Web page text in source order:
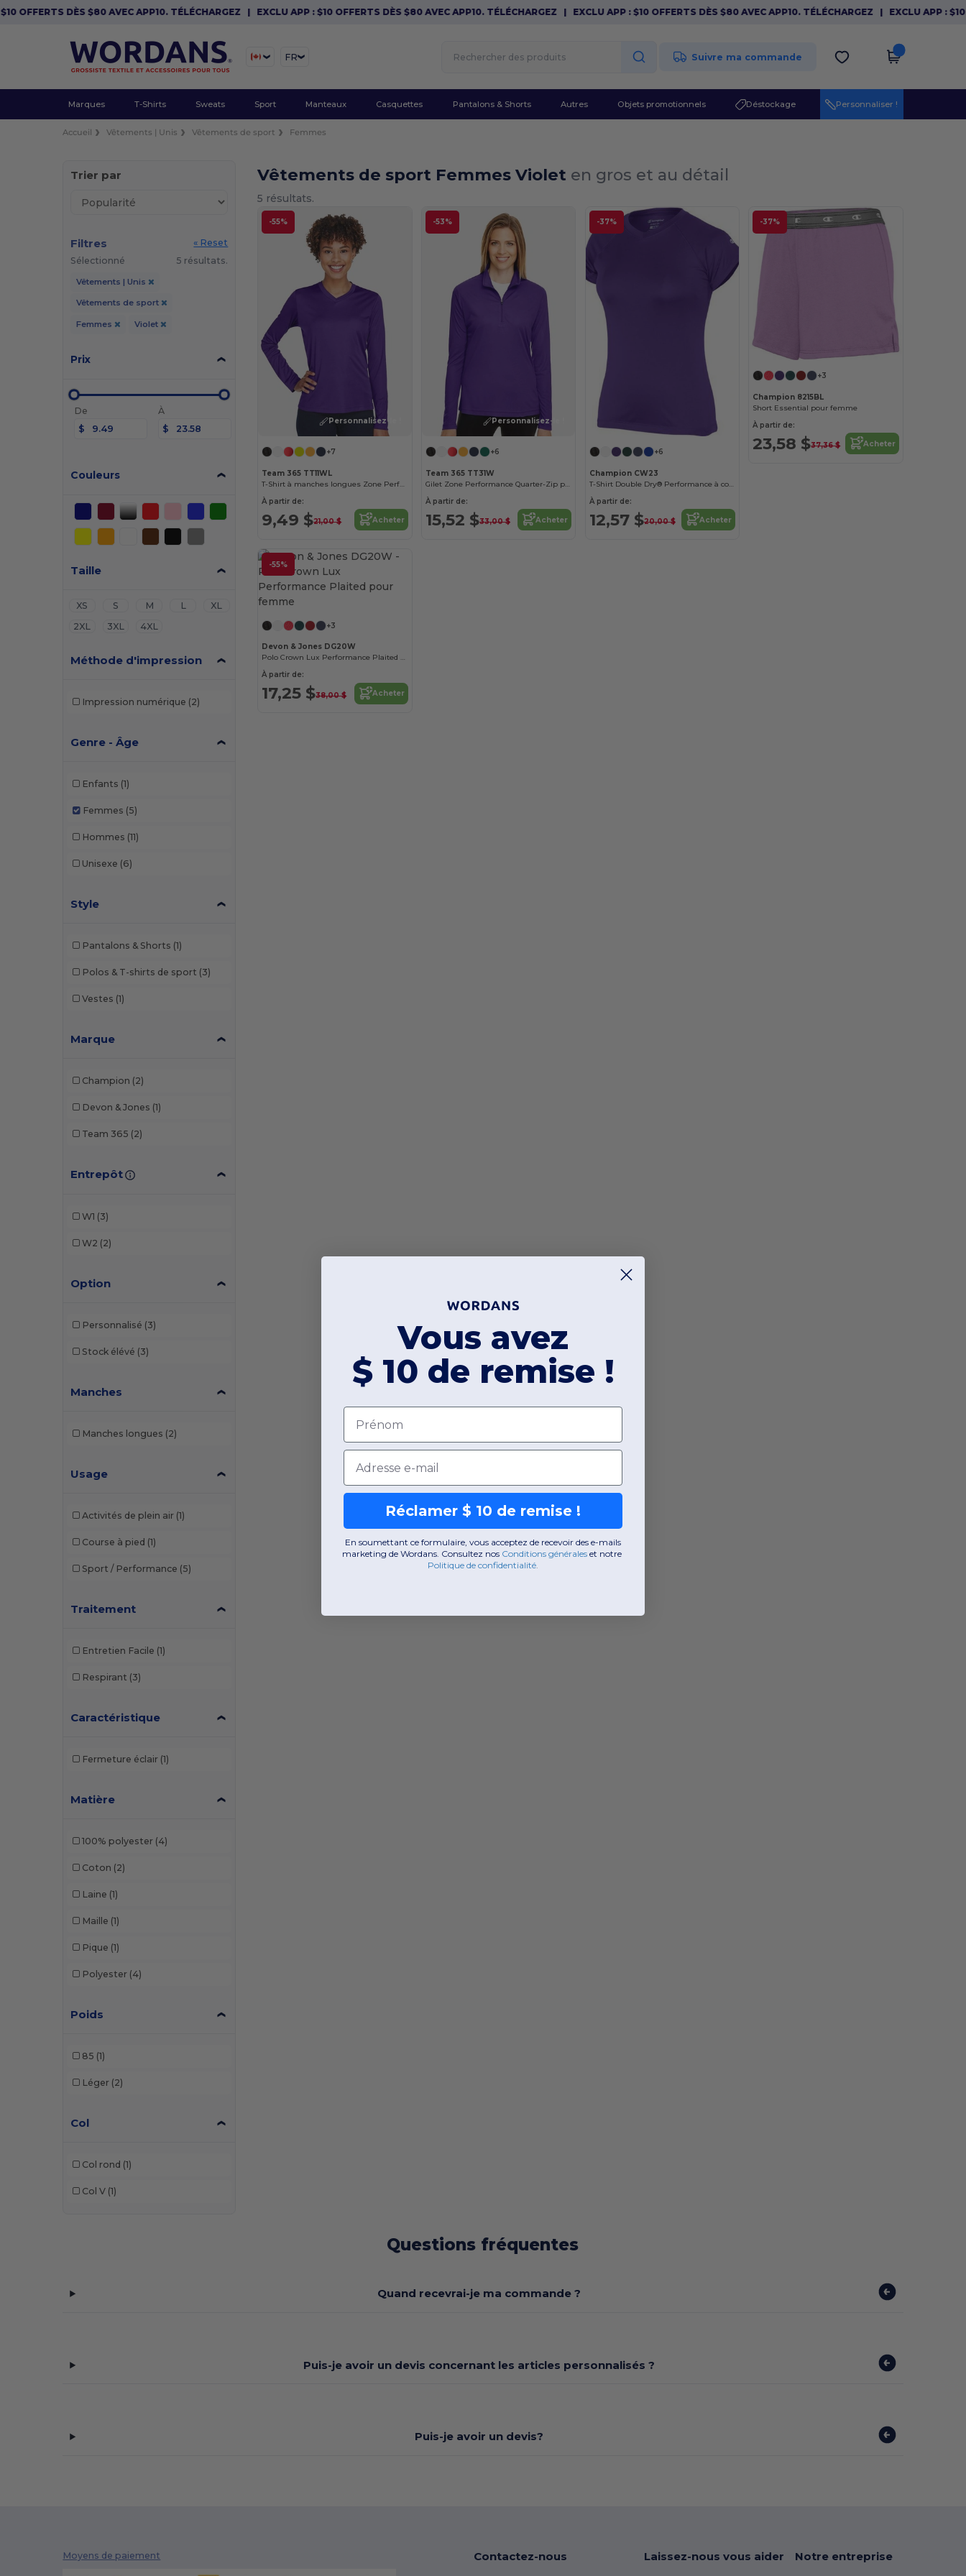
DÈS $80 AVEC APP10. TÉLÉCHARGEZ|EXCLU APP : $10 OFFERTS DÈS $80 AVEC APP10. TÉLÉCHARGEZ|EXCLU APP : $10 OFFERTS DÈS $80 AVEC APP10. TÉLÉCHARGEZ|EXCLU APP : $10
FR Suivre ma commande
Marques T-Shirts Sweats Sport Manteaux Casquettes Pantalons & Shorts Autres Objets promotionnels Déstockage Personnaliser !
Accueil Vêtements | Unis Vêtements de sport Femmes
Trier par
Filtres
« Reset
Sélectionné
5 résultats.
Vêtements | Unis
Vêtements de sport
Femmes Violet
Prix
De
$
À
$
Couleurs
Taille
XS S M L
XL
2XL
3XL 4XL
Méthode d'impression
Impression numérique (2)
Genre - Âge
Enfants (1)
Femmes (5)
Hommes (11)
Unisexe (6)
Style
Pantalons & Shorts (1)
Polos & T-shirts de sport (3)
Vestes (1)
Marque
Champion (2)
Devon & Jones (1)
Team 365 (2)
Entrepôt
W1 (3)
W2 (2)
Option
Personnalisé (3)
Stock élévé (3)
Manches
Manches longues (2)
Usage
Activités de plein air (1)
Course à pied (1)
Sport / Performance (5)
Traitement
Entretien Facile (1)
Respirant (3)
Caractéristique
Fermeture éclair (1)
Matière
100% polyester (4)
Coton (2)
Laine (1)
Maille (1)
Pique (1)
Polyester (4)
Poids
85 (1)
Léger (2)
Col
Col rond (1)
Col V (1)
Vêtements de sport Femmes Violet en gros et au détail
5 résultats.
-55%
Personnalisez-le !
+7
Team 365 TT11WL
T-Shirt à manches longues Zone Performance pour femme
À partir de:
9,49 $21,00 $ Acheter
-53%
Personnalisez-le !
+6
Team 365 TT31W
Gilet Zone Performance Quarter-Zip pour femme
À partir de:
15,52 $33,00 $ Acheter
-37%
+6
Champion CW23
T-Shirt Double Dry® Performance à col V
À partir de:
12,57 $20,00 $ Acheter
-37%
+3
Champion 8215BL
Short Essential pour femme
À partir de:
23,58 $37,36 $ Acheter
-55%
+3
Devon & Jones DG20W
Polo Crown Lux Performance Plaited pour femme
À partir de:
17,25 $38,00 $ Acheter
Questions fréquentes
Quand recevrai-je ma commande ?
Puis-je avoir un devis concernant les articles personnalisés ?
Puis-je avoir un devis?
Moyens de paiement Contactez-nous Laissez-nous vous aider Notre entreprise
Vous avez
$ 10 de remise !
Prénom
Email
Réclamer $ 10 de remise !
En soumettant ce formulaire, vous acceptez de recevoir des e-mails
marketing de Wordans. Consultez nos Conditions générales et notre
Politique de confidentialité.